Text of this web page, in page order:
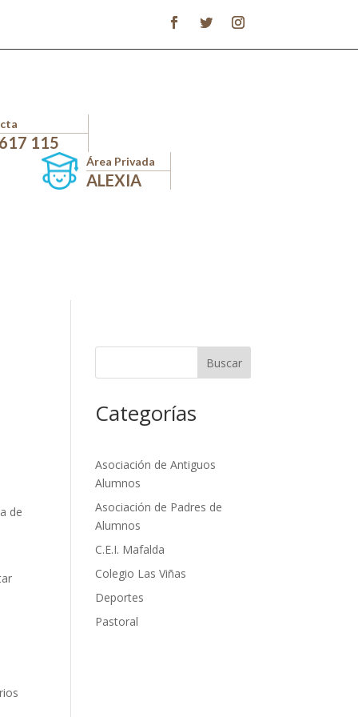
617 115
Área Privada
ALEXIA
de
Buscar
Categorías
Asociación de Antiguos
Alumnos
Asociación de Padres de
Alumnos
C.E.I. Mafalda
Colegio Las Viñas
Deportes
Pastoral